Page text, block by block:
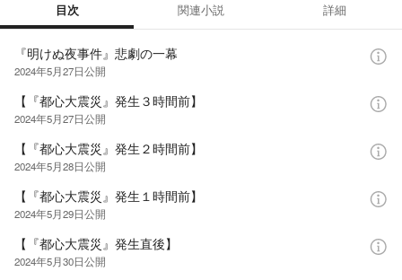
目次 関連小説 詳細
『明けぬ夜事件』悲劇の一幕
2024年5月27日公開
【『都心大震災』発生３時間前】
2024年5月27日公開
【『都心大震災』発生２時間前】
2024年5月28日公開
【『都心大震災』発生１時間前】
2024年5月29日公開
【『都心大震災』発生直後】
2024年5月30日公開